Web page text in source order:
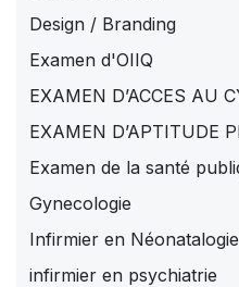
Design / Branding
Examen d'OIIQ
EXAMEN D’ACCES AU
EXAMEN D’APTITUDE
Examen de la santé
Gynecologie
Infirmier en Néonatalogie
infirmier en psychiatrie